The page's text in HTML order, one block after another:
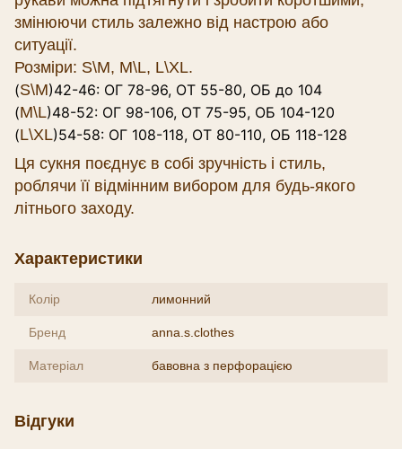
змінюючи стиль залежно від настрою або
ситуації.
Розміри: S\M, M\L, L\XL.
(S\M)42-46: ОГ 78-96, ОТ 55-80, ОБ до 104
(M\L)48-52: ОГ 98-106, ОТ 75-95, ОБ 104-120
(L\XL)54-58: ОГ 108-118, ОТ 80-110, ОБ 118-128
Ця сукня поєднує в собі зручність і стиль,
роблячи її відмінним вибором для будь-якого
літнього заходу.
Характеристики
Колір лимонний
Бренд anna.s.clothes
Матеріал бавовна з перфорацією
Відгуки